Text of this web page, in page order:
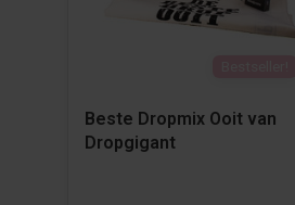
Beste Dropmix Ooit van
Dropgigant